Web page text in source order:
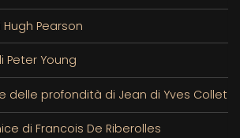
Pearson
Peter Young
delle profondità di Jean di Yves Collet
di Francois De Riberolles